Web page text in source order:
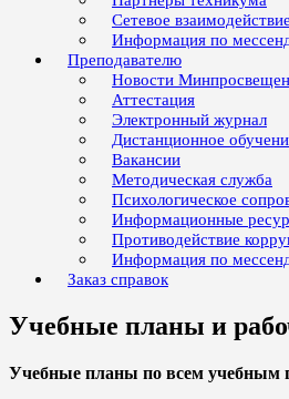
Сетевое взаимодействие
Информация по
Преподавателю
Новости
Аттестация
Электронный журнал
Дистанционное
Вакансии
Методическая служба
Психологическое
Информационные
Противодействие
Информация по
Заказ справок
Учебные планы и
Учебные планы по всем учебным